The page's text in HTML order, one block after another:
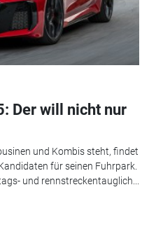
Der will nicht nur
und Kombis steht, findet
für seinen Fuhrpark.
und rennstreckentauglich...